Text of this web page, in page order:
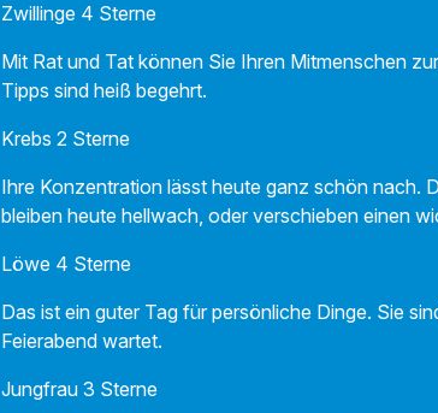
Zwillinge 4 Sterne
Mit Rat und Tat können Sie Ihren Mitmenschen
Tipps sind heiß begehrt.
Krebs 2 Sterne
Ihre Konzentration lässt heute ganz schön nach.
bleiben heute hellwach, oder verschieben einen
Löwe 4 Sterne
Das ist ein guter Tag für persönliche Dinge. Sie
Feierabend wartet.
Jungfrau 3 Sterne